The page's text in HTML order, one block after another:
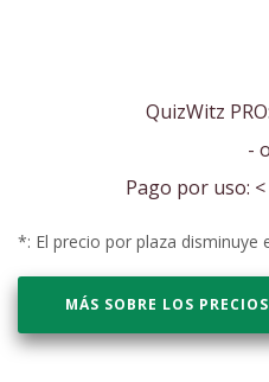
QuizWitz PRO:
-
Pago por uso: <
*: El precio por plaza disminuye
MÁS SOBRE LOS PRECIOS